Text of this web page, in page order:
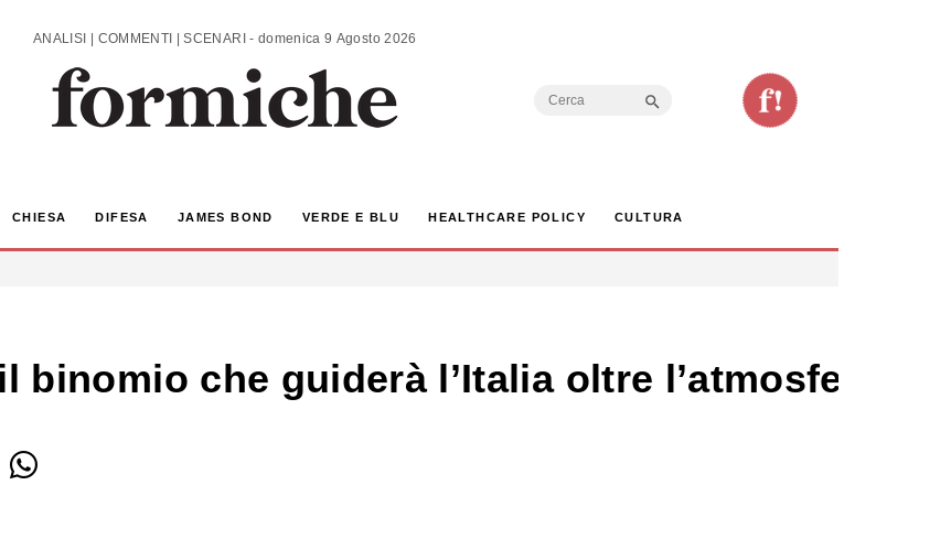
ANALISI | COMMENTI | SCENARI - domenica 9 Agosto 2026
Search
CHIESA DIFESA JAMES BOND VERDE E BLU HEALTHCARE POLICY CULTURA
che guiderà l’Italia oltre l’atmosfera